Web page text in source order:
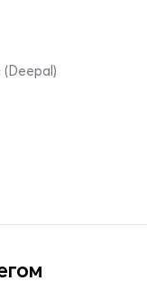
(Deepal)